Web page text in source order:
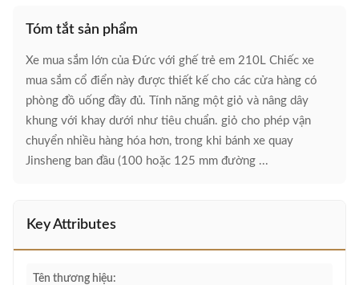
Tóm tắt sản phẩm
Xe mua sắm lớn của Đức với ghế trẻ em 210L Chiếc xe
mua sắm cổ điển này được thiết kế cho các cửa hàng có
phòng đồ uống đầy đủ. Tính năng một giỏ và nâng dây
khung với khay dưới như tiêu chuẩn. giỏ cho phép vận
chuyển nhiều hàng hóa hơn, trong khi bánh xe quay
Jinsheng ban đầu (100 hoặc 125 mm đường ...
Key Attributes
Tên thương hiệu: